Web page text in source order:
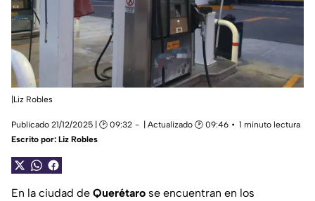
|Liz Robles
Publicado 21/12/2025 | 🕑 09:32 | Actualizado 🕑 09:46
1 minuto lectura
Escrito por: Liz Robles
En la ciudad de Querétaro se encuentran en los